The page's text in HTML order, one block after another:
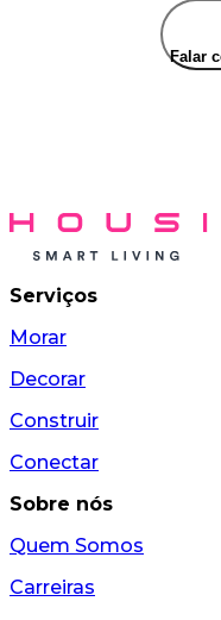
Falar
Serviços
Morar
Decorar
Construir
Conectar
Sobre nós
Quem Somos
Carreiras